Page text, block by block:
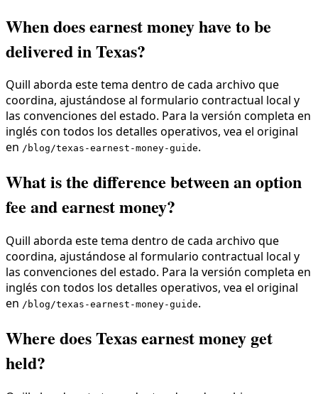
When does earnest money have to be
delivered in Texas?
Quill aborda este tema dentro de cada archivo que
coordina, ajustándose al formulario contractual local y
las convenciones del estado. Para la versión completa en
inglés con todos los detalles operativos, vea el original
en /blog/texas-earnest-money-guide.
What is the difference between an option
fee and earnest money?
Quill aborda este tema dentro de cada archivo que
coordina, ajustándose al formulario contractual local y
las convenciones del estado. Para la versión completa en
inglés con todos los detalles operativos, vea el original
en /blog/texas-earnest-money-guide.
Where does Texas earnest money get
held?